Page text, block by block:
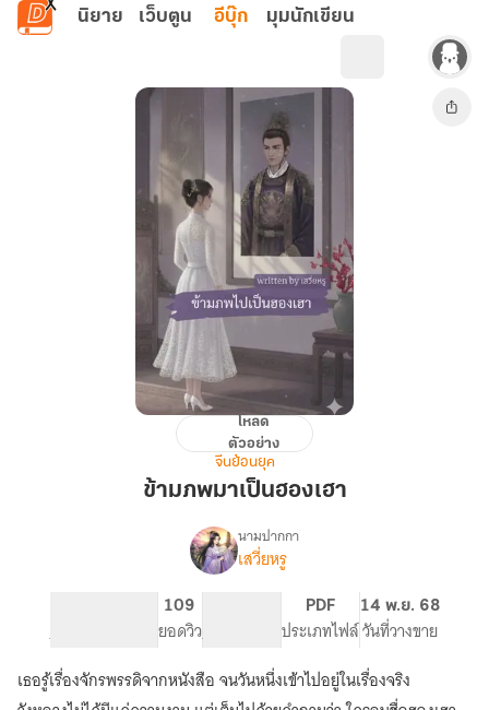
ข้ามไปยังเนื้อหาหลัก
นิยาย เว็บตูน อีบุ๊ก มุมนักเขียน
มา
โหลด
ตัวอย่าง
จีนย้อนยุค
ข้ามภพมาเป็นฮองเฮา
เรื่อง
ฮองเฮา
นามปากกา
เสวี่ยหรู
จำนวนหน้า (A5)
109
ยอดวิวระดับเนื้อหา
PDF
ประเภทไฟล์
14 พ.ย. 68
วันที่วางขาย
เธอรู้เรื่องจักรพรรดิจากหนังสือ จนวันหนึ่งเข้าไปอยู่ในเรื่องจริง